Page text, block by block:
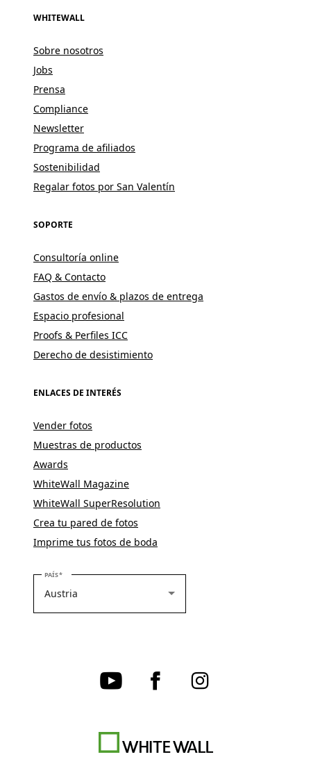
WHITEWALL
Sobre nosotros
Jobs
Prensa
Compliance
Newsletter
Programa de afiliados
Sostenibilidad
Regalar fotos por San Valentín
SOPORTE
Consultoría online
FAQ & Contacto
Gastos de envío & plazos de entrega
Espacio profesional
Proofs & Perfiles ICC
Derecho de desistimiento
ENLACES DE INTERÉS
Vender fotos
Muestras de productos
Awards
WhiteWall Magazine
WhiteWall SuperResolution
Crea tu pared de fotos
Imprime tus fotos de boda
PAÍSSELECCIONE SU PAÍS